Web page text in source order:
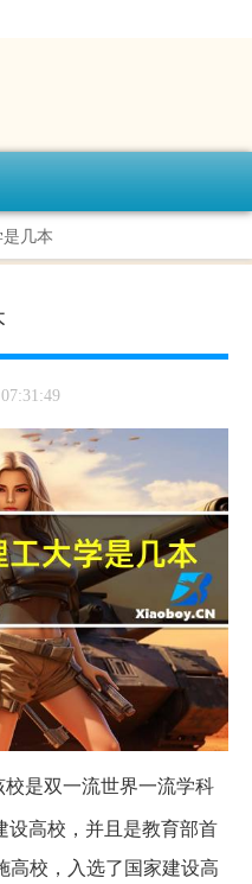
几本
是双一流世界一流学科
设高校，并且是教育部首
高校，入选了国家建设高